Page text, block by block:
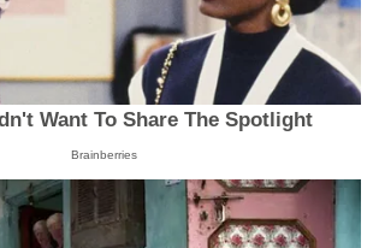
Want To Share The Spotlight
Brainberries